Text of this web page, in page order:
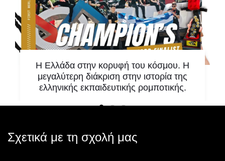
Η Ελλάδα στην κορυφή του κόσμου. Η
μεγαλύτερη διάκριση στην ιστορία της
ελληνικής εκπαιδευτικής ρομποτικής.
Υπάρχουν στιγμές που δεν αποτελούν απλώς
αλλάζουν την ιστορία. Μία τέτοια στιγμή έζησε η
Σχετικά με τη σχολή μας